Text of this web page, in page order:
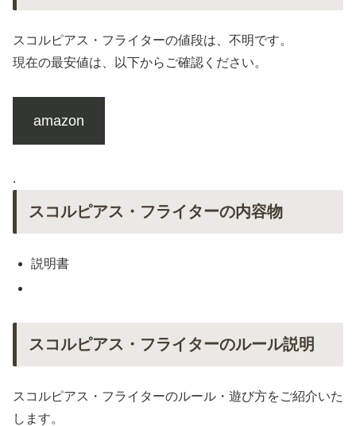
スコルピアス・フライターの値段は、不明です。
現在の最安値は、以下からご確認ください。
amazon
.
スコルピアス・フライターの内容物
説明書
スコルピアス・フライターのルール説明
スコルピアス・フライターのルール・遊び方をご紹介いた
します。